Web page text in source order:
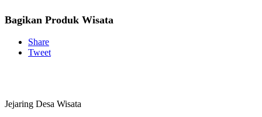
Bagikan Produk Wisata
Share
Tweet
Jejaring Desa Wisata